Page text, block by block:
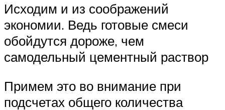
Исходим и из соображений
экономии. Ведь готовые смеси
обойдутся дороже, чем
самодельный цементный раствор
Примем это во внимание при
подсчетах общего количества